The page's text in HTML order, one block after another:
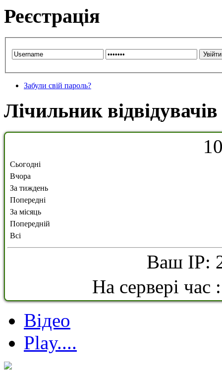
Реєстрація
Забули свій пароль?
Лічильник відвідувачів
1
Сьогодні
Вчора
За тиждень
Попередні
За місяць
Попередній
Всі
Ваш IP:
На сервері
Відео
Play....